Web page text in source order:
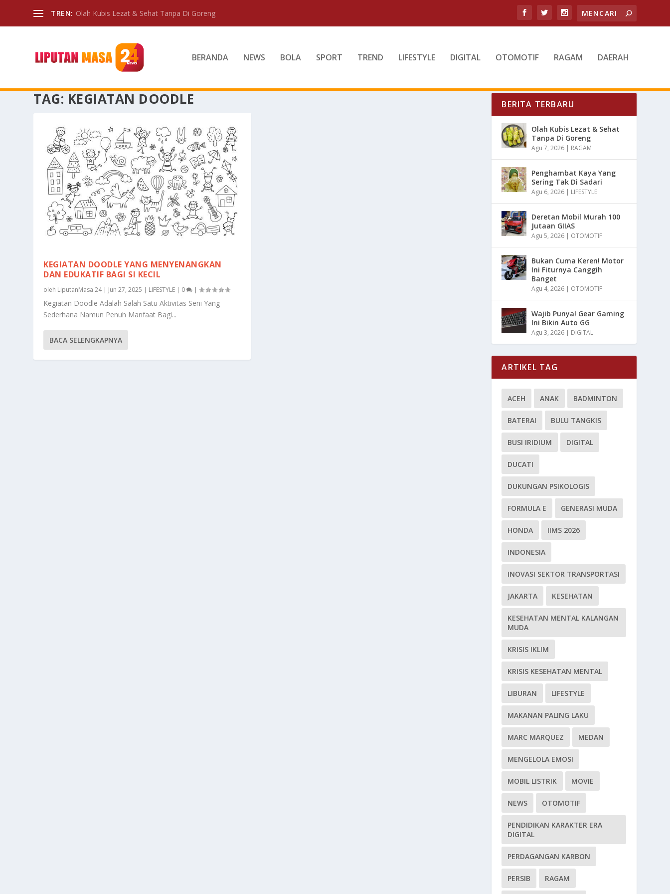
TREN: Olah Kubis Lezat & Sehat Tanpa Di Goreng
BERANDA NEWS BOLA SPORT TREND LIFESTYLE DIGITAL OTOMOTIF RAGAM DAERAH
TAG: KEGIATAN DOODLE
KEGIATAN DOODLE YANG MENYENANGKAN
DAN EDUKATIF BAGI SI KECIL
oleh LiputanMasa 24| Jun 27, 2025 | LIFESTYLE | 0 |
Kegiatan Doodle Adalah Salah Satu Aktivitas Seni Yang
Sederhana Namun Penuh Manfaat Bagi...
BACA SELENGKAPNYA
BERITA TERBARU
Olah Kubis Lezat & Sehat
Tanpa Di Goreng
Agu 7, 2026 | RAGAM
Penghambat Kaya Yang
Sering Tak Di Sadari
Agu 6, 2026 | LIFESTYLE
Deretan Mobil Murah 100
Jutaan GIIAS
Agu 5, 2026 | OTOMOTIF
Bukan Cuma Keren! Motor
Ini Fiturnya Canggih
Banget
Agu 4, 2026 | OTOMOTIF
Wajib Punya! Gear Gaming
Ini Bikin Auto GG
Agu 3, 2026 | DIGITAL
ARTIKEL TAG
ACEH ANAK BADMINTON
BATERAI BULU TANGKIS
BUSI IRIDIUM DIGITAL
DUCATI
DUKUNGAN PSIKOLOGIS
FORMULA E GENERASI MUDA
HONDA IIMS 2026
INDONESIA
INOVASI SEKTOR TRANSPORTASI
JAKARTA KESEHATAN
KESEHATAN MENTAL KALANGAN
MUDA
KRISIS IKLIM
KRISIS KESEHATAN MENTAL
LIBURAN LIFESTYLE
MAKANAN PALING LAKU
MARC MARQUEZ MEDAN
MENGELOLA EMOSI
MOBIL LISTRIK MOVIE
NEWS OTOMOTIF
PENDIDIKAN KARAKTER ERA
DIGITAL
PERDAGANGAN KARBON
PERSIB RAGAM